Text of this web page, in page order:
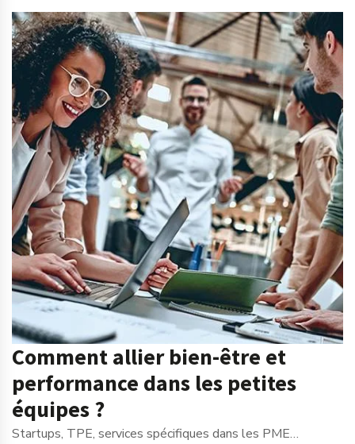
Comment allier bien-être et
performance dans les petites
équipes ?
Startups, TPE, services spécifiques dans les PME…